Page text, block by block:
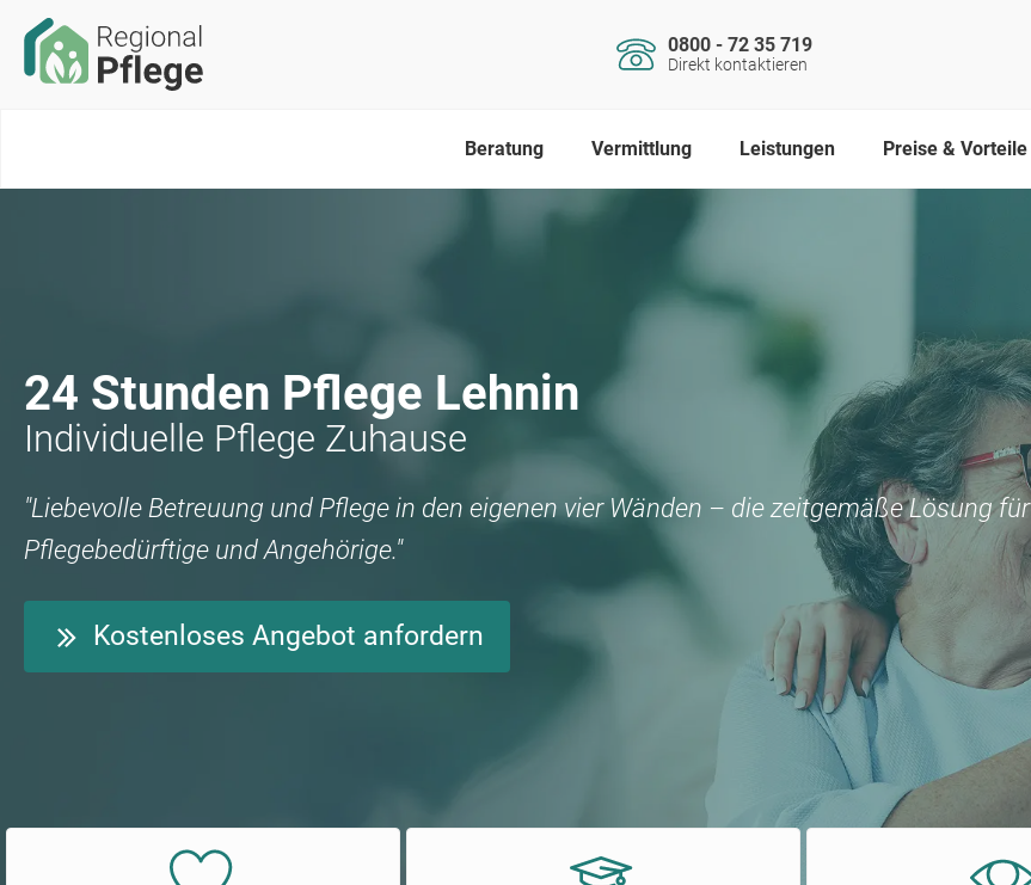
0800 - 72 35 719
Direkt kontaktieren
Beratung Vermittlung Leistungen Preise & Vorteile
24 Stunden Pflege Lehnin
Individuelle Pflege Zuhause
"Liebevolle Betreuung und Pflege in den eigenen vier Wänden – die zeitgemäße Lösung für
Pflegebedürftige und Angehörige."
Kostenloses Angebot anfordern